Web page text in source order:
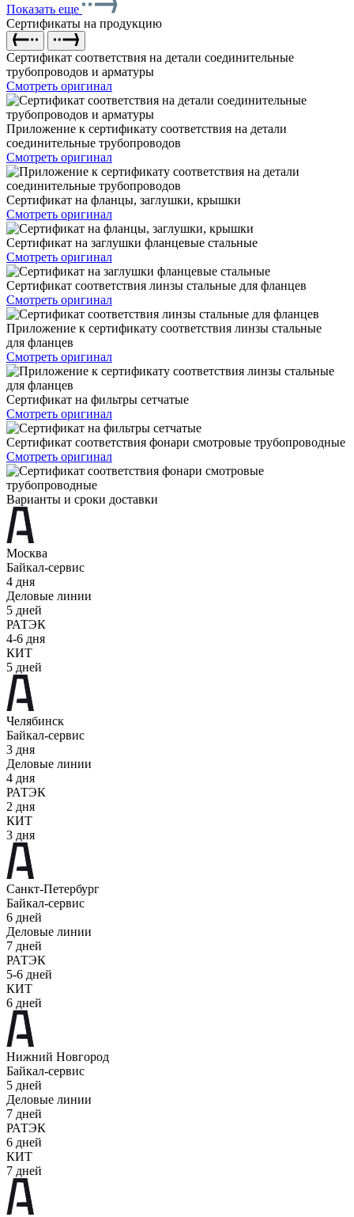
Показать еще
Сертификаты на продукцию
Сертификат соответствия на детали соединительные
трубопроводов и арматуры
Смотреть оригинал
Приложение к сертификату соответствия на детали
соединительные трубопроводов
Смотреть оригинал
Сертификат на фланцы, заглушки, крышки
Смотреть оригинал
Сертификат на заглушки фланцевые стальные
Смотреть оригинал
Сертификат соответствия линзы стальные для фланцев
Смотреть оригинал
Приложение к сертификату соответствия линзы стальные
для фланцев
Смотреть оригинал
Сертификат на фильтры сетчатые
Смотреть оригинал
Сертификат соответствия фонари смотровые трубопроводные
Смотреть оригинал
Варианты и сроки доставки
Москва
Байкал-сервис
4 дня
Деловые линии
5 дней
РАТЭК
4-6 дня
КИТ
5 дней
Челябинск
Байкал-сервис
3 дня
Деловые линии
4 дня
РАТЭК
2 дня
КИТ
3 дня
Санкт-Петербург
Байкал-сервис
6 дней
Деловые линии
7 дней
РАТЭК
5-6 дней
КИТ
6 дней
Нижний Новгород
Байкал-сервис
5 дней
Деловые линии
7 дней
РАТЭК
6 дней
КИТ
7 дней